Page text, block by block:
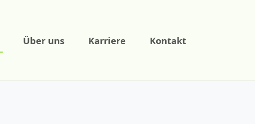
Über uns Karriere Kontakt